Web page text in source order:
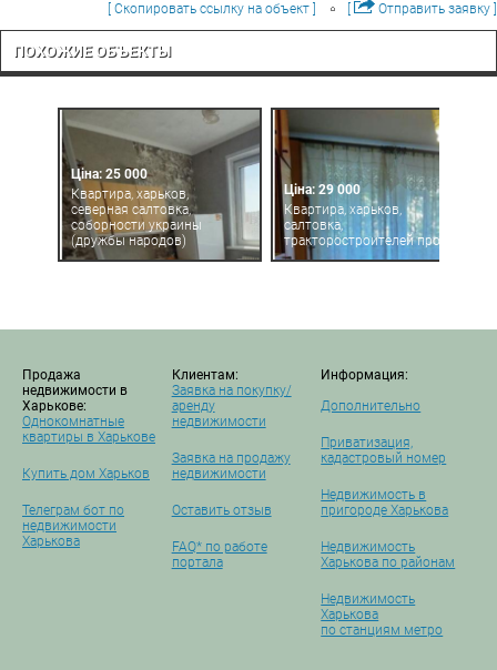
[ Скопировать ссылку на объект ] Отправить заявку ]
ПОХОЖИЕ ОБЪЕКТЫ
Ціна: 25 000
Квартира, харьков,
северная салтовка,
соборности украины
(дружбы народов)
Ціна: 29 000
Квартира, харьков,
салтовка,
тракторостроителей просп.
Продажа
недвижимости в
Харькове:
Однокомнатные
квартиры в Харькове
Купить дом Харьков
Телеграм бот по
недвижимости
Харькова
Клиентам:
Заявка на покупку/
аренду
недвижимости
Заявка на продажу
недвижимости
Оставить отзыв
FAQ* по работе
портала
Информация:
Дополнительно
Приватизация,
кадастровый номер
Недвижимость в
пригороде Харькова
Недвижимость
Харькова по районам
Недвижимость
Харькова
по станциям метро